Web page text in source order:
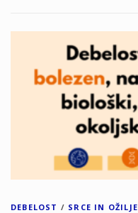
DEBELOST / SRCE IN OŽILJE